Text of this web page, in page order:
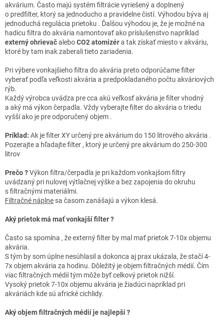
akvárium. Často majú systém filtrácie vyriešený a doplnený
o predfilter, ktorý sa jednoducho a pravidelne čistí. Výhodou býva aj
jednoduchá regulácia prietoku . Ďalšou výhodou je, že je možné na
hadicu filtra do akvária namontovať ako príslušenstvo napríklad
externý ohrievačaleboCO2 atomizéra tak získať miesto v akváriu,
ktoré by tam inak zaberali tieto zariadenia.
Pri výbere vonkajšieho filtra do akvária preto odporúčame filter
vyberať podľa veľkosti akvária a predpokladaného počtu akváriových
rýb.
Každý výrobca uvádza pre cca akú veľkosť akvária je filter vhodný
a aký má výkon čerpadla. Vždy vyberajte filter do akvária o triedu
vyšší ako je pre odporučený objem .
Príklad: Ak je filter XY určený pre akvárium do 150 litrového akvária .
Pozerajte a hľadajte filter , ktorý je určený pre akvárium do 250-300
litrov
Prečo ?Výkon filtra/čerpadla je pri každom vonkajšom filtry
uvádzaný pri nulovej výtlačnej výške a bez zapojenia do okruhu
s filtračnými materiálmi.
Filtračné náplne sa časom zanášajú a výkon klesá.
Aký prietok má mať vonkajší filter ?
Často sa spomína , že externý filter by mal mať prietok 7-10x objemu
akvária.
S tým by som úplne nesúhlasil a dokonca aj prax ukázala, že stačí 4-
7x objem akvária za hodinu. Dôležitý je objem filtračných médií. Čím
viac filtračných médií tým môže byť celkový prietok nižší.
Vysoký prietok 7-10x objemu akvária je žiadúci napríklad pri
akváriách kde sú africké cichlidy.
Aký objem filtračných médií je najlepší ?